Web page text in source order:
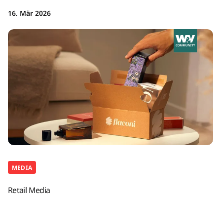
16. Mär 2026
MEDIA
Retail Media